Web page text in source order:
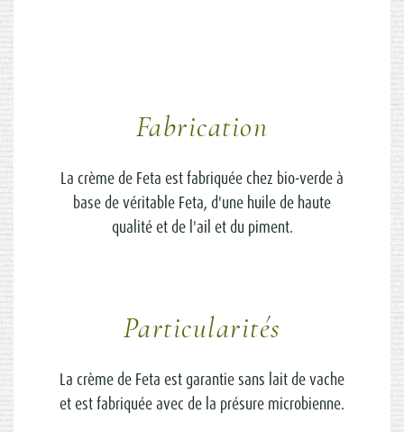
Fabrication
La crème de Feta est fabriquée chez bio-verde à
base de véritable Feta, d'une huile de haute
qualité et de l'ail et du piment.
Particularités
La crème de Feta est garantie sans lait de vache
et est fabriquée avec de la présure microbienne.